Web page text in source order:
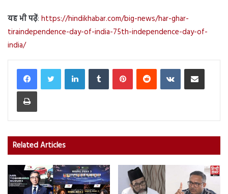
यह भी पढ़ें: https://hindikhabar.com/big-news/har-ghar-
tiraindependence-day-of-india-75th-independence-day-of-
india/
LinkedInTumblr PinterestReddit VKontakteShare via Email
Print
Related Articles